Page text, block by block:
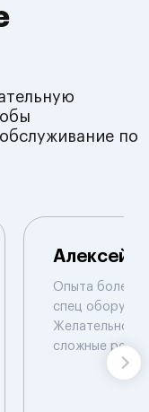
по
Алексей
Опыта более
спец
Желательно в
сложные